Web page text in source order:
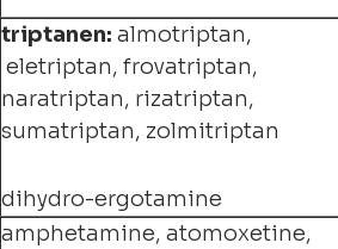
triptanen: almotriptan,
eletriptan, frovatriptan,
naratriptan, rizatriptan,
sumatriptan, zolmitriptan
dihydro-ergotamine
amphetamine, atomoxetine,